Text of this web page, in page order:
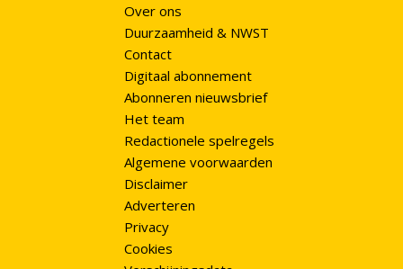
Over ons
Duurzaamheid & NWST
Contact
Digitaal abonnement
Abonneren nieuwsbrief
Het team
Redactionele spelregels
Algemene voorwaarden
Disclaimer
Adverteren
Privacy
Cookies